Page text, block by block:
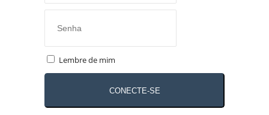
Lembre de mim
CONECTE-SE